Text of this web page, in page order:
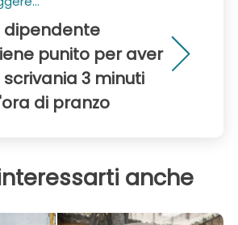
dipendente
punito per aver
3 minuti
di pranzo
anche